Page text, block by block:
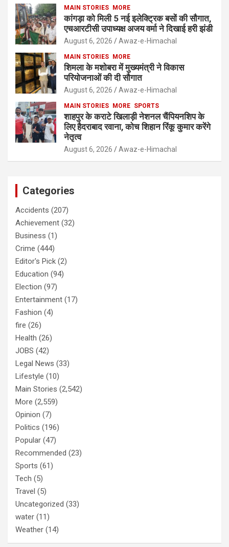
MAIN STORIES MORE
कांगड़ा को मिली 5 नई इलेक्ट्रिक बसों की सौगात,
एचआरटीसी उपाध्यक्ष अजय वर्मा ने दिखाई हरी झंडी
August 6, 2026 Awaz-e-Himachal
MAIN STORIES MORE
शिमला के मशोबरा में मुख्यमंत्री ने विकास
परियोजनाओं की दी सौगात
August 6, 2026 Awaz-e-Himachal
MAIN STORIES MORE SPORTS
शाहपुर के कराटे खिलाड़ी नेशनल चैंपियनशिप के
लिए हैदराबाद रवाना, कोच शिहान रिंकू कुमार करेंगे
नेतृत्व
August 6, 2026 Awaz-e-Himachal
Categories
Accidents (207)
Achievement (32)
Business (1)
Crime (444)
Editor's Pick (2)
Education (94)
Election (97)
Entertainment (17)
Fashion (4)
fire (26)
Health (26)
JOBS (42)
Legal News (33)
Lifestyle (10)
Main Stories (2,542)
More (2,559)
Opinion (7)
Politics (196)
Popular (47)
Recommended (23)
Sports (61)
Tech (5)
Travel (5)
Uncategorized (33)
water (11)
Weather (14)